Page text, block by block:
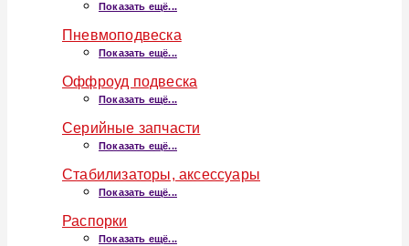
Показать ещё...
Пневмоподвеска
Показать ещё...
Оффроуд подвеска
Показать ещё...
Серийные запчасти
Показать ещё...
Стабилизаторы, аксессуары
Показать ещё...
Распорки
Показать ещё...